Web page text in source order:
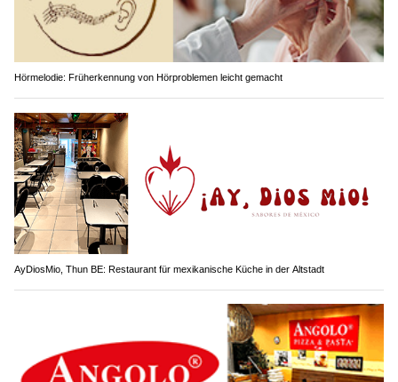
Hörmelodie: Früherkennung von Hörproblemen leicht gemacht
AyDiosMio, Thun BE: Restaurant für mexikanische Küche in der Altstadt